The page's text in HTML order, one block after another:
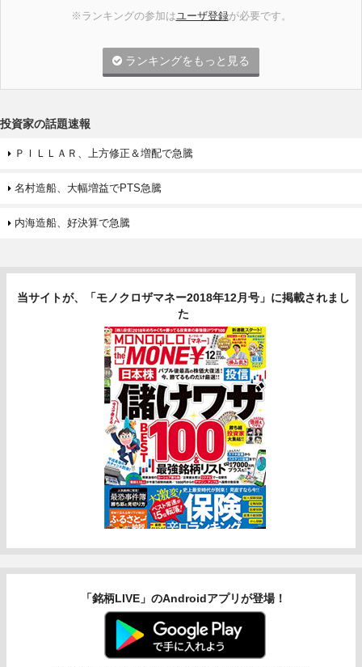
※ランキングの参加はユーザ登録が必要です。
ランキングをもっと見る
投資家の話題速報
ＰＩＬＬＡＲ、上方修正＆増配で急騰
名村造船、大幅増益でPTS急騰
内海造船、好決算で急騰
当サイトが、「モノクロザマネー2018年12月号」に掲載されまし
た
「銘柄LIVE」のAndroidアプリが登場！